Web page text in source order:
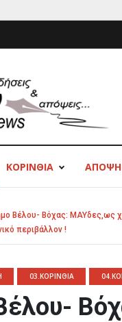
ΚΟΡΙΝΘΙΑ ΑΠΟΨΗ
Βέλου- Βόχας: ΜΑΥδες,ως
περιβάλλον !
03.ΚΟΡΙΝΘΙΑ